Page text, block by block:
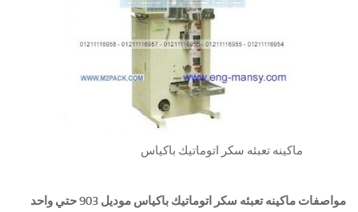
ماكينه تعبئه سكر اتوماتيك باكياس
مواصفات ماكينه تعبئه سكر اتوماتيك باكياس
موديل 903 حتي واحد